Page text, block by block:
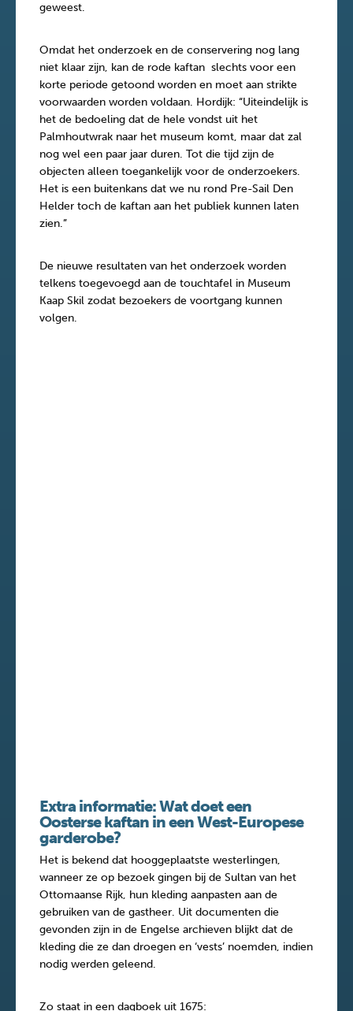
geweest.
Omdat het onderzoek en de conservering nog lang
niet klaar zijn, kan de rode kaftan slechts voor een
korte periode getoond worden en moet aan strikte
voorwaarden worden voldaan. Hordijk: “Uiteindelijk is
het de bedoeling dat de hele vondst uit het
Palmhoutwrak naar het museum komt, maar dat zal
nog wel een paar jaar duren. Tot die tijd zijn de
objecten alleen toegankelijk voor de onderzoekers.
Het is een buitenkans dat we nu rond Pre-Sail Den
Helder toch de kaftan aan het publiek kunnen laten
zien.”
De nieuwe resultaten van het onderzoek worden
telkens toegevoegd aan de touchtafel in Museum
Kaap Skil zodat bezoekers de voortgang kunnen
volgen.
Extra informatie: Wat doet een
Oosterse kaftan in een West-Europese
garderobe?
Het is bekend dat hooggeplaatste westerlingen,
wanneer ze op bezoek gingen bij de Sultan van het
Ottomaanse Rijk, hun kleding aanpasten aan de
gebruiken van de gastheer. Uit documenten die
gevonden zijn in de Engelse archieven blijkt dat de
kleding die ze dan droegen en ‘vests’ noemden, indien
nodig werden geleend.
Zo staat in een dagboek uit 1675: